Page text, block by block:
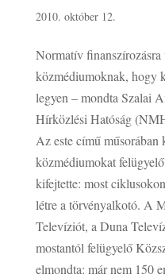
2010. október 12.
Normatív finanszírozásra
közmédiumoknak, hogy
legyen – mondta Szalai
Hírközlési Hatóság
Az este című
közmédiumokat
kifejtette: most
létre a törvényalkotó. A
Televíziót, a Duna
mostantól felügyelő
elmondta: már nem 150